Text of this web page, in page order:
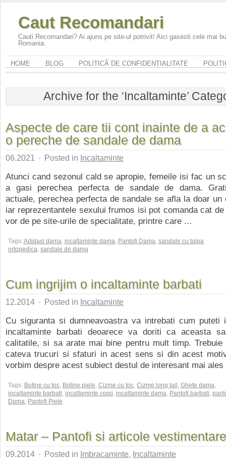
Caut Recomandari
Cauti Recomandari? Ai ajuns pe site-ul potrivit! Aici gasesti cele mai
Romania.
HOME BLOG POLITICĂ DE CONFIDENȚIALITATE
Archive for the ‘Incaltaminte’
Aspecte de care tii cont inainte de a
o pereche de sandale de dama
06.2021 · Posted in Incaltaminte
Atunci cand sezonul cald se apropie, femeile isi fac un
a gasi perechea perfecta de sandale de dama.
actuale, perechea perfecta de sandale se afla la doar
iar reprezentantele sexului frumos isi pot comanda cat
vor de pe site-urile de specialitate, printre care ...
Tags:Adidasi dama, incaltaminte dama, Pantofi Dama, sandale cu talpa
ortopedica, sandale de dama
Cum ingrijim o incaltaminte barbati
12.2014 · Posted in Incaltaminte
Cu siguranta si dumneavoastra va intrebati cum puteti
incaltaminte barbati deoarece va doriti ca aceasta
calitatile, si sa arate mai bine pentru mult timp. Trebuie
cateva trucuri si sfaturi in acest sens si din acest
vorbim despre acest subiect destul de interesant mai ales
Tags: Botine cu toc, Botine piele, Cizme cu toc, Cizme long tail , Ghete dama,
incaltaminte barbati, incaltaminte copii, incaltaminte dama, Pantofi barbati,
Dama, Pantofi Piele
Matar – Pantofi si articole vestimentare
09.2014 · Posted in Imbracaminte, Incaltaminte